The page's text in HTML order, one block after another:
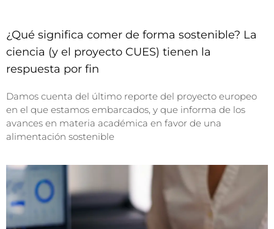
¿Qué significa comer de forma sostenible? La
ciencia (y el proyecto CUES) tienen la
respuesta por fin
Damos cuenta del último reporte del proyecto europeo
en el que estamos embarcados, y que informa de los
avances en materia académica en favor de una
alimentación sostenible